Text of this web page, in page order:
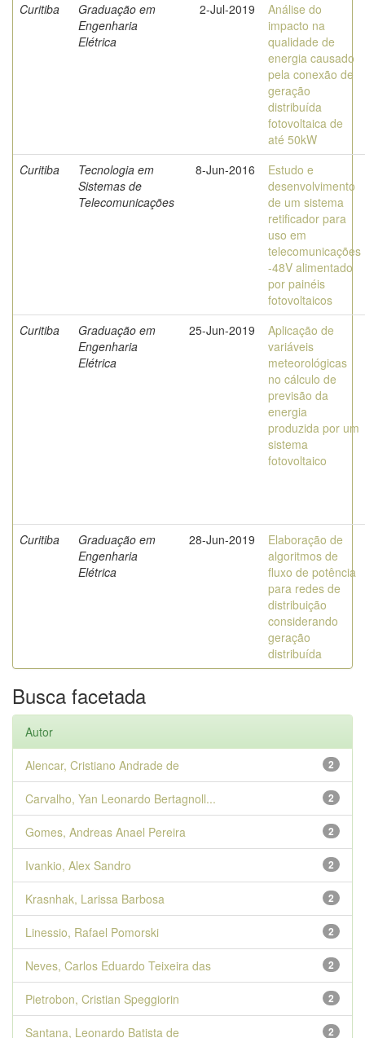
Curitiba
Graduação em
Engenharia
Elétrica
2-Jul-2019
Análise do
impacto na
qualidade de
energia causado
pela conexão de
geração
distribuída
fotovoltaica de
até 50kW
Curitiba
Tecnologia em
Sistemas de
Telecomunicações
8-Jun-2016
Estudo e
desenvolvimento
de um sistema
retificador para
uso em
telecomunicações
-48V alimentado
por painéis
fotovoltaicos
Curitiba
Graduação em
Engenharia
Elétrica
25-Jun-2019
Aplicação de
variáveis
meteorológicas
no cálculo de
previsão da
energia
produzida por um
sistema
fotovoltaico
Curitiba
Graduação em
Engenharia
Elétrica
28-Jun-2019
Elaboração de
algoritmos de
fluxo de potência
para redes de
distribuição
considerando
geração
distribuída
Busca facetada
Autor
2
Alencar, Cristiano Andrade de
2
Carvalho, Yan Leonardo Bertagnoll...
2
Gomes, Andreas Anael Pereira
2
Ivankio, Alex Sandro
2
Krasnhak, Larissa Barbosa
2
Linessio, Rafael Pomorski
2
Neves, Carlos Eduardo Teixeira das
2
Pietrobon, Cristian Speggiorin
2
Santana, Leonardo Batista de